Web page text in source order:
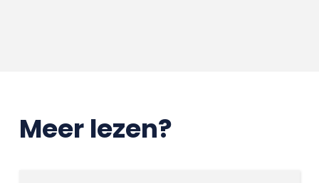
Meer lezen?